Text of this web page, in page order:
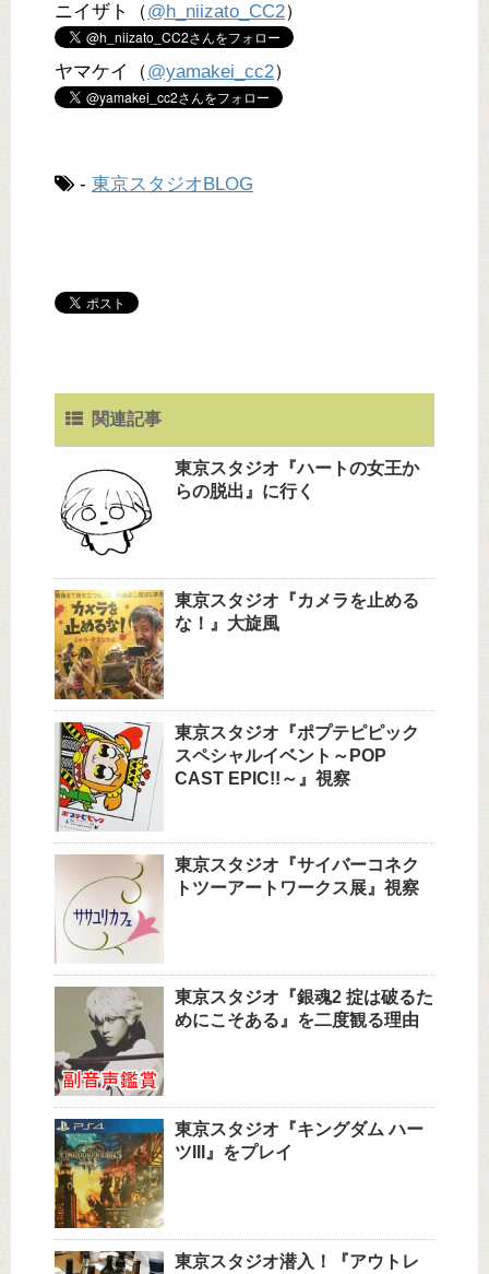
ニイザト（@h_niizato_CC2）
ヤマケイ（@yamakei_cc2）
- 東京スタジオBLOG
関連記事
東京スタジオ『ハートの女王か
らの脱出』に行く
東京スタジオ『カメラを止める
な！』大旋風
東京スタジオ『ポプテピピック
スペシャルイベント～POP
CAST EPIC!!～』視察
東京スタジオ『サイバーコネク
トツーアートワークス展』視察
東京スタジオ『銀魂2 掟は破るた
めにこそある』を二度観る理由
東京スタジオ『キングダム ハー
ツIII』をプレイ
東京スタジオ潜入！『アウトレ